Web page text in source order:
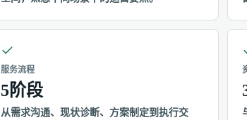
服务流程
5阶段
从需求沟通、现状诊断、方案制定到执行交